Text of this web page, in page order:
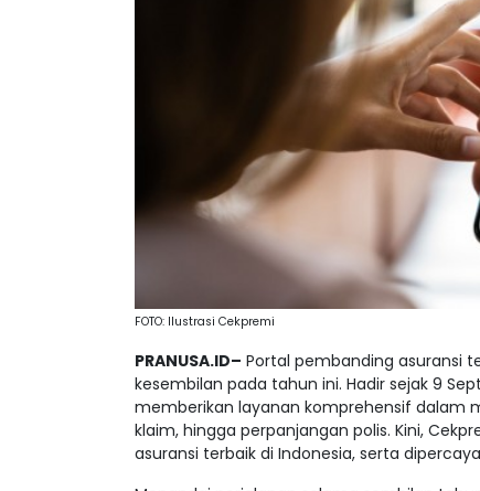
FOTO: Ilustrasi Cekpremi
PRANUSA.ID– Portal pembanding asuransi
kesembilan pada tahun ini. Hadir sejak 9
memberikan layanan komprehensif dalam
klaim, hingga perpanjangan polis. Kini,
asuransi terbaik di Indonesia, serta